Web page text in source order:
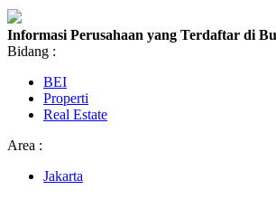
Informasi Perusahaan yang Terdaftar di
Bidang :
BEI
Properti
Real Estate
Area :
Jakarta